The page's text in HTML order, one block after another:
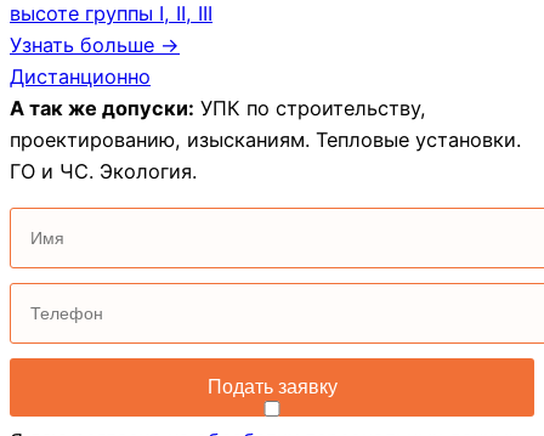
высоте группы I, II, III
Узнать больше →
Дистанционно
А так же допуски: УПК по строительству,
проектированию, изысканиям. Тепловые установки.
ГО и ЧС. Экология.